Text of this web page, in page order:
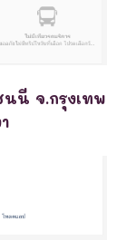
นนี จ.กรุงเทพ